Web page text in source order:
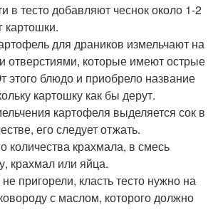
в тесто добавляют чеснок около 1-2
картошки.
для драников измельчают на
отверстиями, которые имеют острые
этого блюдо и приобрело название
картошку как бы дерут.
картофеля выделяется сок в
его следует отжать.
количества крахмала, в смесь
крахмал или яйца.
пригорели, класть тесто нужно на
с маслом, которого должно